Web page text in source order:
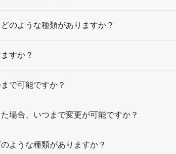
のような種類がありますか？
すか？
で可能ですか？
場合、いつまで変更が可能ですか？
ような種類がありますか？